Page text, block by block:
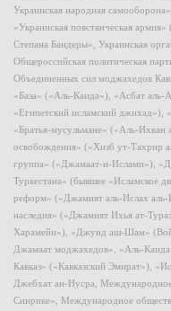
Украинская народная
«Украинская повстанческая
Степана Бандеры», Украинская
Общероссийская политическая
Объединенных сил моджахедов
«База» («Аль-Каида»), «Асбат
«Египетский исламский джихад»),
«Братья-мусульмане» («Аль-Ихван
освобождения» («Хизб ут-Тахрир
группа» («Джамаат-и-Ислами»),
Туркестана» (бывшее «Исламское
реформ» («Джамият аль-Ислах
наследия» («Джамият Ихья ат-
Харамейн»), «Джунд аш-Шам»
Джамаат моджахедов», «Аль-
Кавказ» («Кавказский Эмират»),
Джебхат ан-Нусра,
Синрике», Международное